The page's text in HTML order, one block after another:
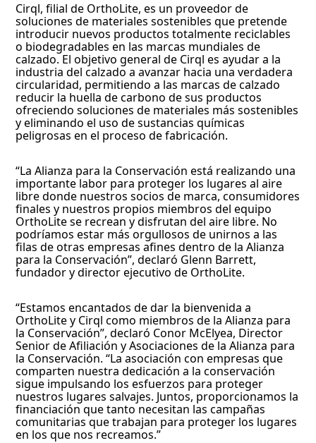
Cirql, filial de OrthoLite, es un proveedor de
soluciones de materiales sostenibles que pretende
introducir nuevos productos totalmente reciclables
o biodegradables en las marcas mundiales de
calzado. El objetivo general de Cirql es ayudar a la
industria del calzado a avanzar hacia una verdadera
circularidad, permitiendo a las marcas de calzado
reducir la huella de carbono de sus productos
ofreciendo soluciones de materiales más sostenibles
y eliminando el uso de sustancias químicas
peligrosas en el proceso de fabricación.
“La Alianza para la Conservación está realizando una
importante labor para proteger los lugares al aire
libre donde nuestros socios de marca, consumidores
finales y nuestros propios miembros del equipo
OrthoLite se recrean y disfrutan del aire libre. No
podríamos estar más orgullosos de unirnos a las
filas de otras empresas afines dentro de la Alianza
para la Conservación”, declaró Glenn Barrett,
fundador y director ejecutivo de OrthoLite.
“Estamos encantados de dar la bienvenida a
OrthoLite y Cirql como miembros de la Alianza para
la Conservación”, declaró Conor McElyea, Director
Senior de Afiliación y Asociaciones de la Alianza para
la Conservación. “La asociación con empresas que
comparten nuestra dedicación a la conservación
sigue impulsando los esfuerzos para proteger
nuestros lugares salvajes. Juntos, proporcionamos la
financiación que tanto necesitan las campañas
comunitarias que trabajan para proteger los lugares
en los que nos recreamos.”